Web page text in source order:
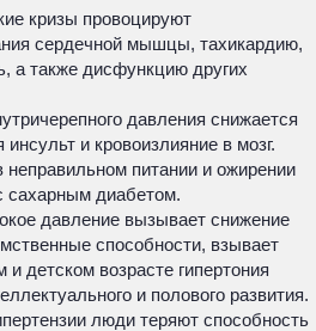
кризы провоцируют
сердечной мышцы, тахикардию,
а также дисфункцию других
давления снижается
и кровоизлияние в мозг.
неправильном питании и ожирении
сахарным диабетом.
давление вызывает снижение
способности, взывает
детском возрасте гипертония
и полового развития.
люди теряют способность